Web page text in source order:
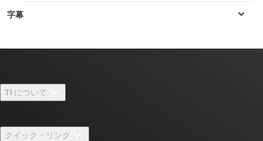
TI について
クイック・リンク